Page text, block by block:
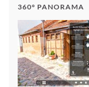
360° PANORAMA